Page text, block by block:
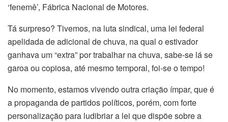
‘fenemê’, Fábrica Nacional de Motores.
Tá surpreso? Tivemos, na luta sindical, uma lei federal
apelidada de adicional de chuva, na qual o estivador
ganhava um “extra” por trabalhar na chuva, sabe-se lá se
garoa ou copiosa, até mesmo temporal, foi-se o tempo!
No momento, estamos vivendo outra criação ímpar, que é
a propaganda de partidos políticos, porém, com forte
personalização para ludibriar a lei que dispõe sobre a